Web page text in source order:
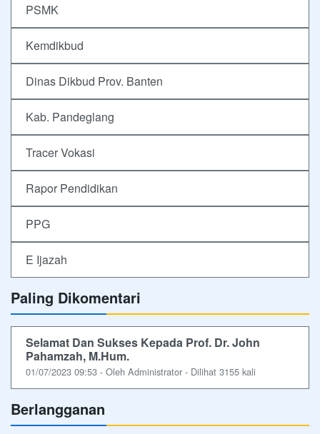
PSMK
Kemdikbud
Dinas Dikbud Prov. Banten
Kab. Pandeglang
Tracer Vokasi
Rapor Pendidikan
PPG
E Ijazah
Paling Dikomentari
Selamat Dan Sukses Kepada Prof. Dr. John
Pahamzah, M.Hum.
01/07/2023 09:53 - Oleh Administrator - Dilihat 3155 kali
Berlangganan